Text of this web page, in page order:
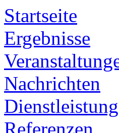
Startseite
Ergebnisse
Nachrichten